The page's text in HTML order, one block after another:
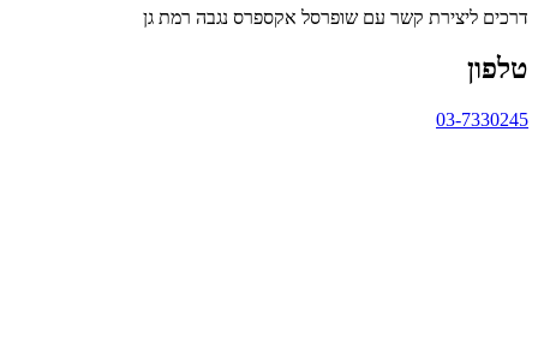
דרכים ליצירת קשר עם שופרסל אקספרס נגבה רמת גן
טלפון
03-7330245